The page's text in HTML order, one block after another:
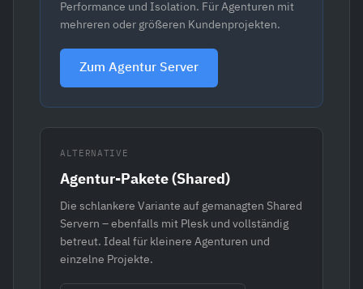
Performance und Isolation. Für Agenturen mit
mehreren oder größeren Kundenprojekten.
Zum Agentur Server
ALTERNATIVE
Agentur-Pakete (Shared)
Die schlankere Variante auf gemanagten Shared
Servern – ebenfalls mit Plesk und vollständig
betreut. Ideal für kleinere Agenturen und
einzelne Projekte.